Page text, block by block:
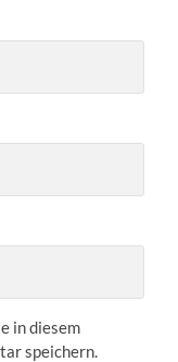
in diesem
speichern.